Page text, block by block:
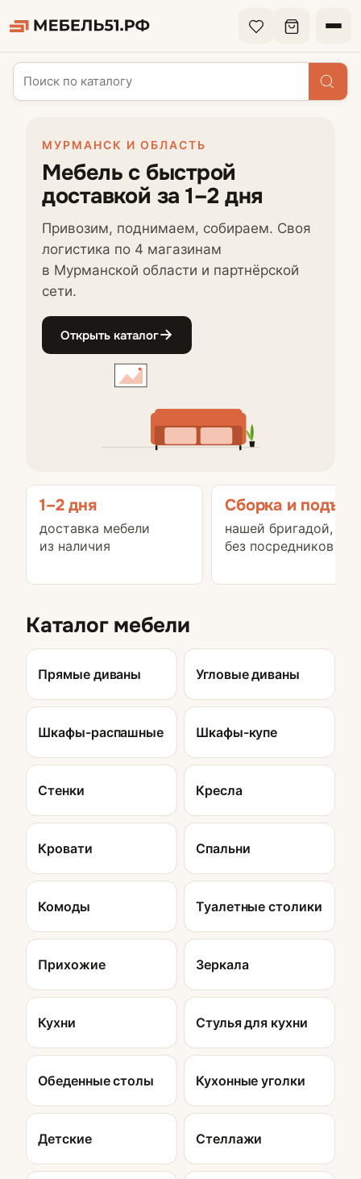
МУРМАНСК И ОБЛАСТЬ
Мебель с быстрой
доставкой за 1–2 дня
Привозим, поднимаем, собираем. Своя
логистика по 4 магазинам
в Мурманской области и партнёрской
сети.
Открыть каталог
1–2 дня
доставка мебели
из наличия
Сборка и подъём
нашей бригадой,
без посредников
Каталог мебели
Прямые диваны Угловые диваны
Шкафы-распашные Шкафы-купе
Стенки Кресла
Кровати Спальни
Комоды Туалетные столики
Прихожие Зеркала
Кухни Стулья для кухни
Обеденные столы Кухонные уголки
Детские Стеллажи